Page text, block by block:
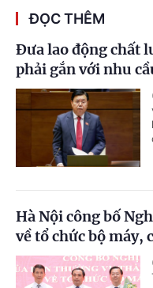
ĐỌC THÊM
Đưa lao động chất
phải gắn với nhu
Hà Nội công bố
về tổ chức bộ máy,